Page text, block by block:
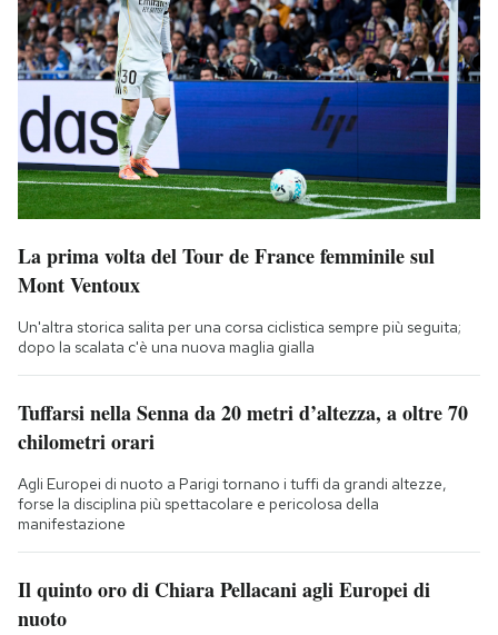
La prima volta del Tour de France femminile sul
Mont Ventoux
Un'altra storica salita per una corsa ciclistica sempre più seguita;
dopo la scalata c'è una nuova maglia gialla
Tuffarsi nella Senna da 20 metri d’altezza, a oltre 70
chilometri orari
Agli Europei di nuoto a Parigi tornano i tuffi da grandi altezze,
forse la disciplina più spettacolare e pericolosa della
manifestazione
Il quinto oro di Chiara Pellacani agli Europei di
nuoto